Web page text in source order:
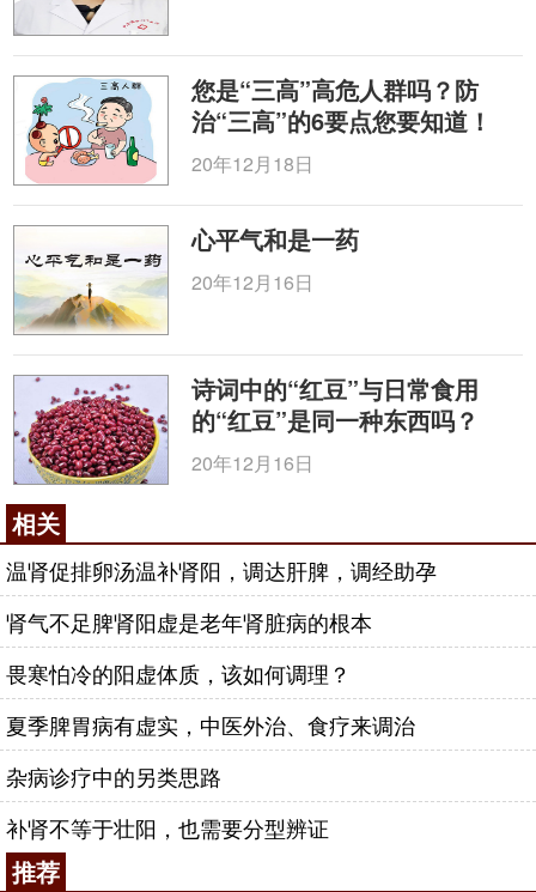
您是“三高”高危人群吗？防
治“三高”的6要点您要知道！
20年12月18日
心平气和是一药
20年12月16日
诗词中的“红豆”与日常食用
的“红豆”是同一种东西吗？
20年12月16日
相关
温肾促排卵汤温补肾阳，调达肝脾，调经助孕
肾气不足脾肾阳虚是老年肾脏病的根本
畏寒怕冷的阳虚体质，该如何调理？
夏季脾胃病有虚实，中医外治、食疗来调治
杂病诊疗中的另类思路
补肾不等于壮阳，也需要分型辨证
推荐